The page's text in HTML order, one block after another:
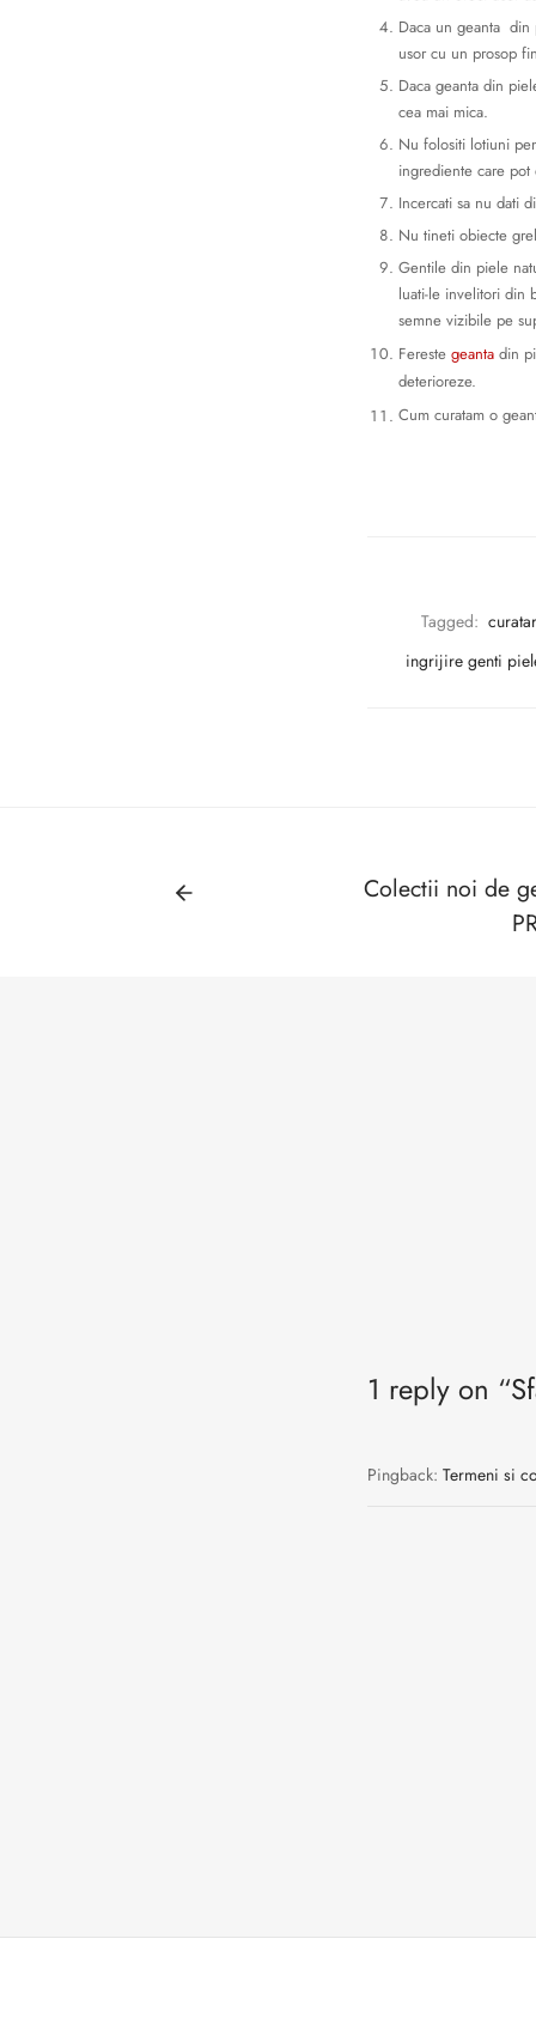
Daca un geanta din
usor cu un prosop
Daca geanta din
cea mai mica.
Nu folositi lotiuni
ingrediente care
Incercati sa nu dati
Nu tineti obiecte
Gentile din piele
luati-le invelitori din
semne vizibile pe
Fereste geantadin
deterioreze.
Cum curatam o
Tagged:
ingrijire genti
Colectii noi de
1 reply on
Pingback: Termeni si